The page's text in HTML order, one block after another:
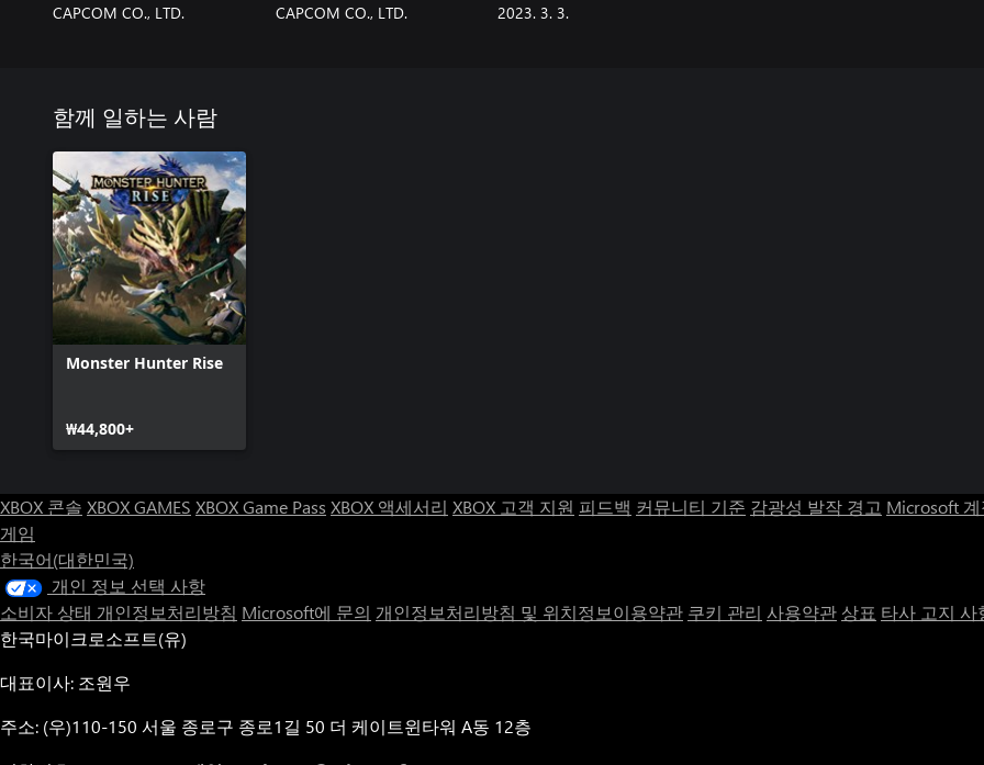
CAPCOM CO., LTD. CAPCOM CO., LTD. 2023. 3. 3.
함께 일하는 사람
Monster Hunter Rise
₩44,800+
XBOX 콘솔 XBOX GAMES XBOX Game Pass XBOX 액세서리 XBOX 고객 지원 피드백 커뮤니티 기준 감광성 발작 경고 Microsoft 계
게임
한국어(대한민국)
개인 정보 선택 사항
소비자 상태 개인정보처리방침 Microsoft에 문의 개인정보처리방침 및 위치정보이용약관 쿠키 관리 사용약관 상표 타사 고지 사
한국마이크로소프트(유)
대표이사: 조원우
주소: (우)110-150 서울 종로구 종로1길 50 더 케이트윈타워 A동 12층